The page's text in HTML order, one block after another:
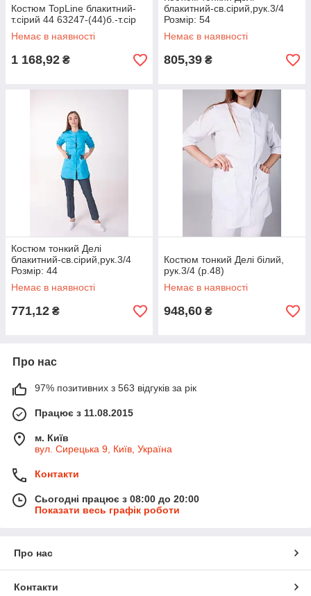
Костюм TopLine блакитний-
т.сірий 44 63247-(44)б.-т.сір
Немає в наявності
1 168,92 ₴
блакитний-св.сірий,рук.3/4
Розмір: 54
Немає в наявності
805,39 ₴
Костюм тонкий Делі
блакитний-св.сірий,рук.3/4
Розмір: 44
Немає в наявності
771,12 ₴
Костюм тонкий Делі білий,
рук.3/4 (р.48)
Немає в наявності
948,60 ₴
Про нас
97% позитивних з 563 відгуків за рік
Працює з 11.08.2015
м. Київ
вул. Сирецька 9, Київ, Україна
Контакти
Сьогодні працює з 08:00 до 20:00
Показати весь графік роботи
Про нас
Контакти